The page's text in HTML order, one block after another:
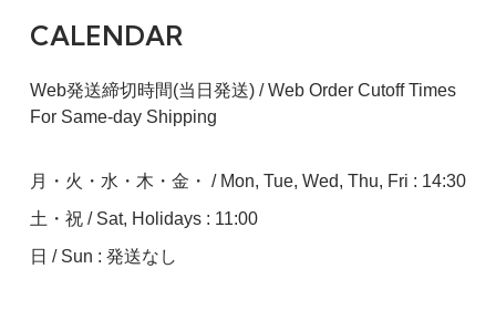
CALENDAR
Web発送締切時間(当日発送) / Web Order Cutoff Times
For Same-day Shipping
月・火・水・木・金・ / Mon, Tue, Wed, Thu, Fri : 14:30
土・祝 / Sat, Holidays : 11:00
日 / Sun : 発送なし